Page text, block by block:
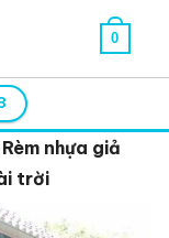
0
Rèm nhựa giả
trời